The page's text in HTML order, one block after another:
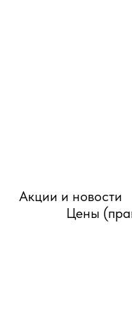
Акции и новости
Цены